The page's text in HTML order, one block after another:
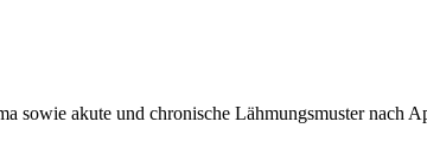
sowie akute und chronische Lähmungsmuster nach